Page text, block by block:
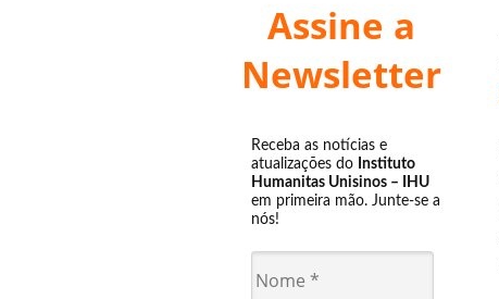
Assine a
Newsletter
Receba as notícias e
atualizações do Instituto
Humanitas Unisinos – IHU
em primeira mão. Junte-se a
nós!